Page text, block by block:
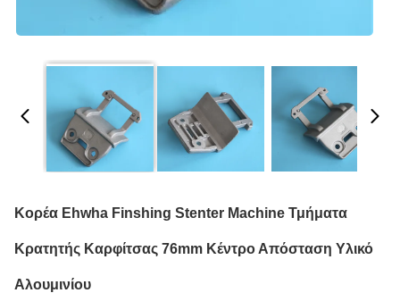
Κορέα Ehwha Finshing Stenter Machine Τμήματα
Κρατητής Καρφίτσας 76mm Κέντρο Απόσταση Υλικό
Αλουμινίου